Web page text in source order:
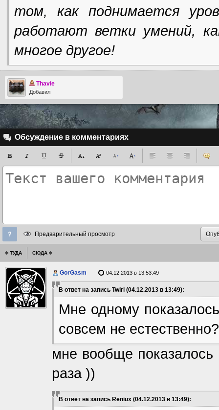
том, как поднимается
работают ветки умений,
многое другое!
Thavie
Добавил
Обсуждение в комментариях
Предварительный просмотр
ТУДА СЮДА
GorGasm 04.12.2013 в 13:53:49
В ответ на запись Twirl (04.12.2013 в 13:49):
Мне одному
совсем не естественно?
мне вообще показалось
раза ))
В ответ на запись Reniux (04.12.2013 в 13:49):